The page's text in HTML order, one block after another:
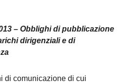
– Obblighi di pubblicazione
dirigenziali e di
di comunicazione di cui